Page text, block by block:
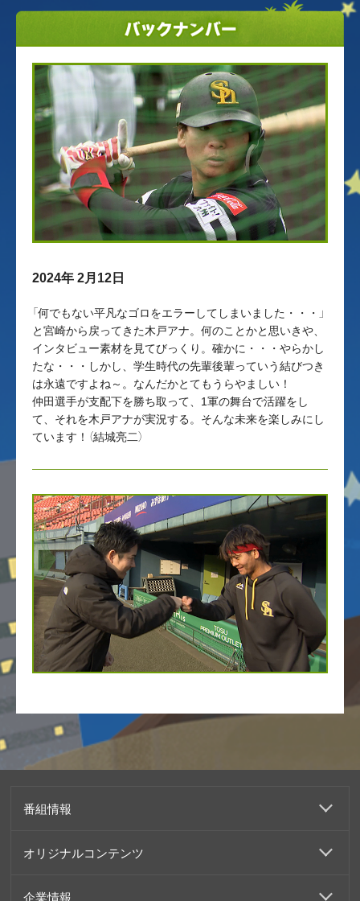
2024年 2月12日
「何でもない平凡なゴロをエラーしてしまいました・・・」
と宮崎から戻ってきた木戸アナ。何のことかと思いきや、
インタビュー素材を見てびっくり。確かに・・・やらかし
たな・・・しかし、学生時代の先輩後輩っていう結びつき
は永遠ですよね～。なんだかとてもうらやましい！
仲田選手が支配下を勝ち取って、1軍の舞台で活躍をし
て、それを木戸アナが実況する。そんな未来を楽しみにし
ています！（結城亮二）
番組情報
オリジナルコンテンツ
企業情報